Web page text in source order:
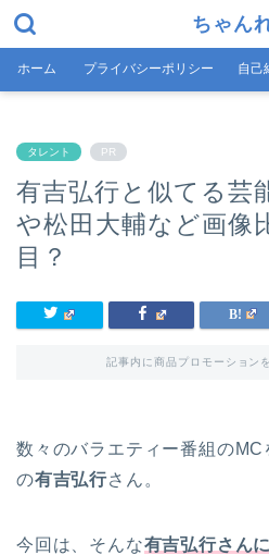
ちゃん
ホーム プライバシーポリシー 自己
タレント PR
有吉弘行と似てる芸
や松田大輔など画像
目？
記事内に商品プロモーション
数々のバラエティー番組のMC
の有吉弘行さん。
今回は、そんな有吉弘行さん